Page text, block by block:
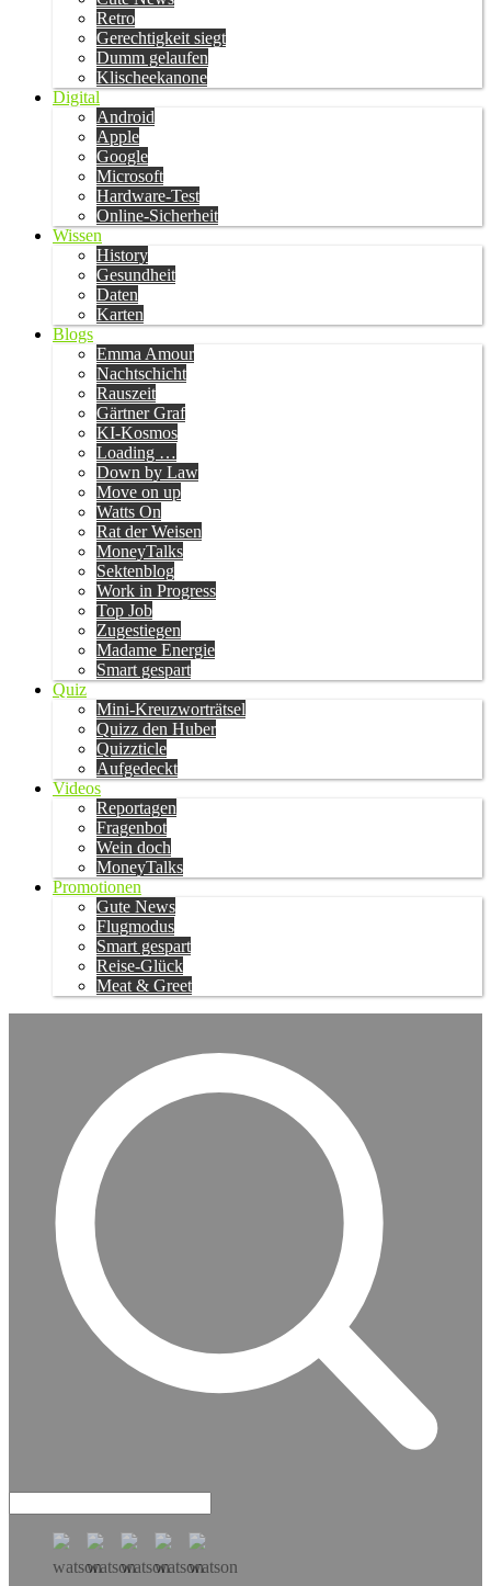
Retro
Gerechtigkeit siegt
Dumm gelaufen
Klischeekanone
Digital
Android
Apple
Google
Microsoft
Hardware-Test
Online-Sicherheit
Wissen
History
Gesundheit
Daten
Karten
Blogs
Emma Amour
Nachtschicht
Rauszeit
Gärtner Graf
KI-Kosmos
Loading …
Down by Law
Move on up
Watts On
Rat der Weisen
MoneyTalks
Sektenblog
Work in Progress
Top Job
Zugestiegen
Madame Energie
Smart gespart
Quiz
Mini-Kreuzworträtsel
Quizz den Huber
Quizzticle
Aufgedeckt
Videos
Reportagen
Fragenbot
Wein doch
MoneyTalks
Promotionen
Gute News
Flugmodus
Smart gespart
Reise-Glück
Meat & Greet